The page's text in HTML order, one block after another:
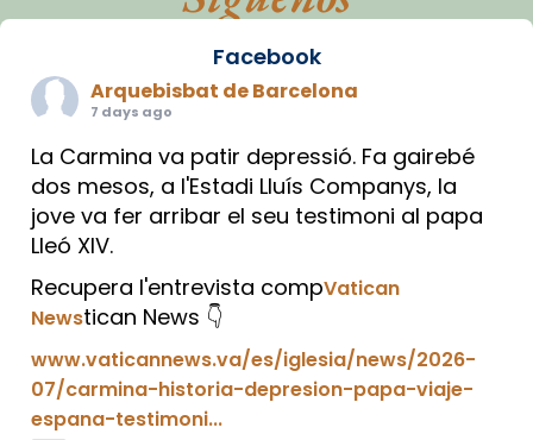
Facebook
Arquebisbat de Barcelona
7 days ago
La Carmina va patir depressió. Fa gairebé
dos mesos, a l'Estadi Lluís Companys, la
jove va fer arribar el seu testimoni al papa
Lleó XIV.
Recupera l'entrevista compVatican
Newstican News 👇
www.vaticannews.va/es/iglesia/news/2026-
07/carmina-historia-depresion-papa-viaje-
espana-testimoni...